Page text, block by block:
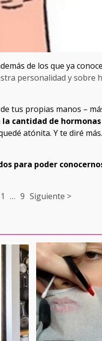
de los que ya
personalidad y
tus propias manos –
cantidad de
atónita. Y te diré
para poder
1 … 9 Siguiente >